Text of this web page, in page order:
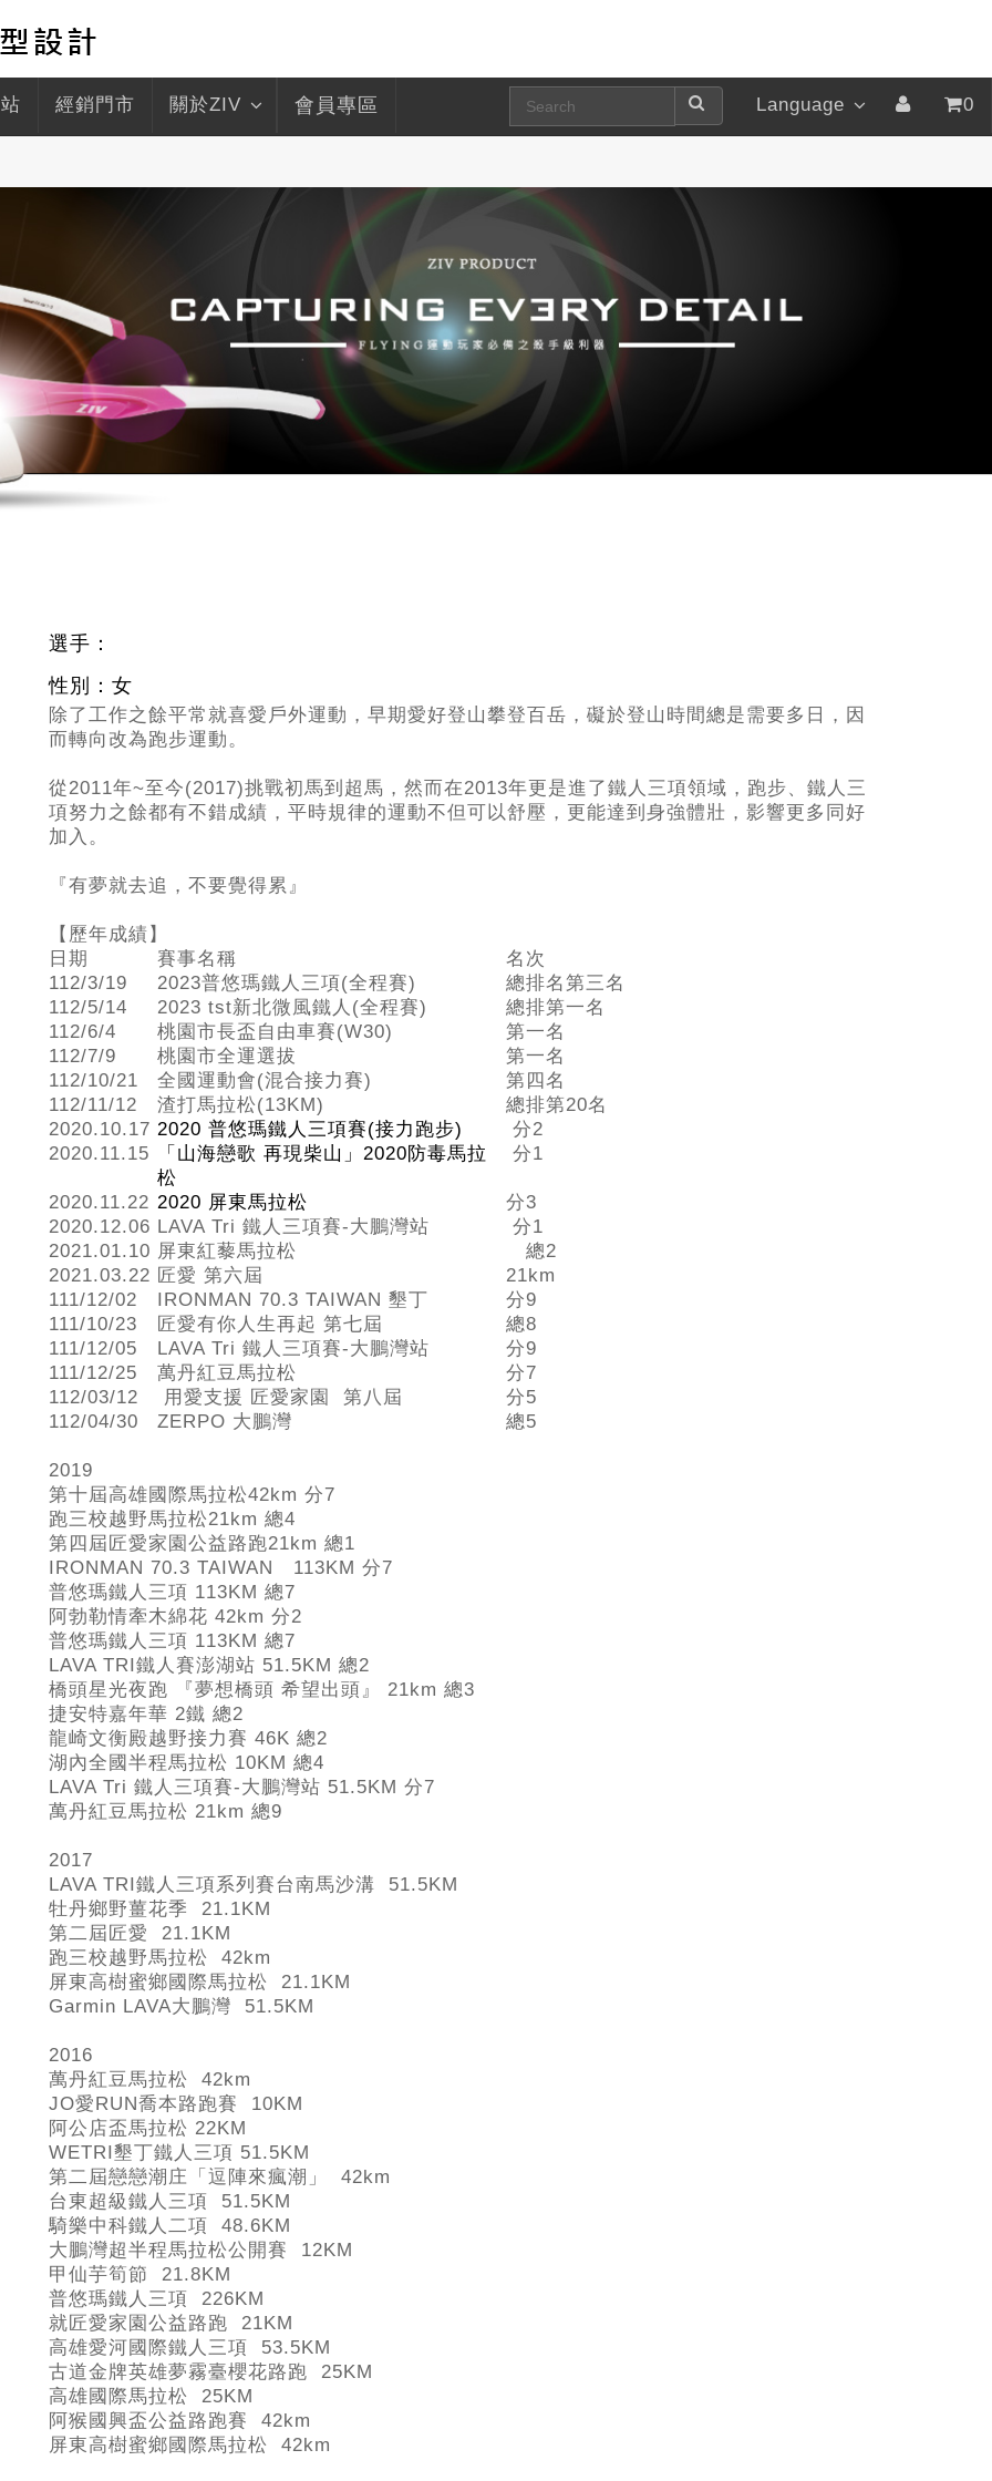
經銷門市 關於ZIV 會員專區 Language 0
選手：
性別：女
除了工作之餘平常就喜愛戶外運動，早期愛好登山攀登百岳，礙於登山時間總是需要多日，因
而轉向改為跑步運動。
從2011年~至今(2017)挑戰初馬到超馬，然而在2013年更是進了鐵人三項領域，跑步、鐵人三
項努力之餘都有不錯成績，平時規律的運動不但可以舒壓，更能達到身強體壯，影響更多同好
加入。
『有夢就去追，不要覺得累』
【歷年成績】
日期
賽事名稱
名次
112/3/19
2023普悠瑪鐵人三項(全程賽)
總排名第三名
112/5/14
2023 tst新北微風鐵人(全程賽)
總排第一名
112/6/4
桃園市長盃自由車賽(W30)
第一名
112/7/9
桃園市全運選拔
第一名
112/10/21
全國運動會(混合接力賽)
第四名
112/11/12
渣打馬拉松(13KM)
總排第20名
2020.10.17 2020 普悠瑪鐵人三項賽(接力跑步)
分2
2020.11.15
「山海戀歌 再現柴山」2020防毒馬拉
松
分1
2020.11.22 2020 屏東馬拉松
分3
2020.12.06 LAVA Tri 鐵人三項賽-大鵬灣站
分1
2021.01.10 屏東紅藜馬拉松
總2
2021.03.22 匠愛 第六屆
21km
111/12/02
IRONMAN 70.3 TAIWAN 墾丁
分9
111/10/23
匠愛有你人生再起 第七屆
總8
111/12/05
LAVA Tri 鐵人三項賽-大鵬灣站
分9
111/12/25
萬丹紅豆馬拉松
分7
112/03/12
用愛支援 匠愛家園 第八屆
分5
112/04/30
ZERPO 大鵬灣 總5
2019
第十屆高雄國際馬拉松42km 分7
跑三校越野馬拉松21km 總4
第四屆匠愛家園公益路跑21km 總1
IRONMAN 70.3 TAIWAN 113KM 分7
普悠瑪鐵人三項 113KM 總7
阿勃勒情牽木綿花 42km 分2
普悠瑪鐵人三項 113KM 總7
LAVA TRI鐵人賽澎湖站 51.5KM 總2
橋頭星光夜跑 『夢想橋頭 希望出頭』 21km 總3
捷安特嘉年華 2鐵 總2
龍崎文衡殿越野接力賽 46K 總2
湖內全國半程馬拉松 10KM 總4
LAVA Tri 鐵人三項賽-大鵬灣站 51.5KM 分7
萬丹紅豆馬拉松 21km 總9
2017
LAVA TRI鐵人三項系列賽台南馬沙溝 51.5KM
牡丹鄉野薑花季 21.1KM
第二屆匠愛 21.1KM
跑三校越野馬拉松 42km
屏東高樹蜜鄉國際馬拉松 21.1KM
Garmin LAVA大鵬灣 51.5KM
2016
萬丹紅豆馬拉松 42km
JO愛RUN喬本路跑賽 10KM
阿公店盃馬拉松 22KM
WETRI墾丁鐵人三項 51.5KM
第二屆戀戀潮庄「逗陣來瘋潮」 42km
台東超級鐵人三項 51.5KM
騎樂中科鐵人二項 48.6KM
大鵬灣超半程馬拉松公開賽 12KM
甲仙芋筍節 21.8KM
普悠瑪鐵人三項 226KM
就匠愛家園公益路跑 21KM
高雄愛河國際鐵人三項 53.5KM
古道金牌英雄夢霧臺櫻花路跑 25KM
高雄國際馬拉松 25KM
阿猴國興盃公益路跑賽 42km
屏東高樹蜜鄉國際馬拉松 42km